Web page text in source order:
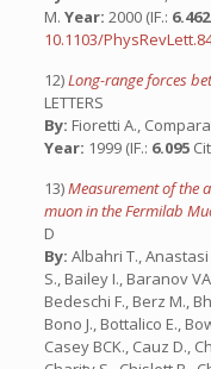
M. Year: 2000 (IF.: 6.462
10.1103/
12)Long-range forces
LETTERS
By: Fioretti A.,
Year: 1999 (IF.: 6.095
13)Measurement of the
muon in the Fermilab
D
By: Albahri T.,
S., Bailey I., Baranov
Bedeschi F., Berz M.,
Bono J., Bottalico E.,
Casey BCK., Cauz D.,